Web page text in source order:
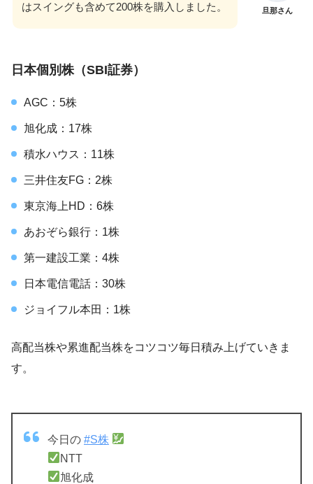
旦那さん
はスイングも含めて200株を購入しました。
日本個別株（SBI証券）
AGC：5株
旭化成：17株
積水ハウス：11株
三井住友FG：2株
東京海上HD：6株
あおぞら銀行：1株
第一建設工業：4株
日本電信電話：30株
ジョイフル本田：1株
高配当株や累進配当株をコツコツ毎日積み上げていきま
す。
今日の #S株
NTT
旭化成